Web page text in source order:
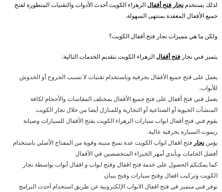
لذلك يستخدم نجار فتح أقفالالزهراء الكويت أحدث الأدوات والتقنيات المتطورة لفتح
جميع الأقفال المعقدة بمنتهى السهولة.
ولكن ما هي مميزات نجار فتح أقفال الكويت؟
يتميز فني نجار فتح أقفالالزهراء الكويت بتقديم الخدمات التالية:
يعمل على فتح جميع الأقفال بحرفية وباستخدام تقنيات لا تسبب الجروح أو الخدوش
للأبواب.
يعمل فني فتح أقفال على فتح جميع الأقفال بمختلف المقاسات والأحجام لكافة
المنشآت الحيوية أو الصناعية أو التجارية وللمنازل أيضا من خلال نجار الكويت
يقوم فني فتح أقفال ابواب سيارات الزهراء الكويت بفتح الأقفال للسيارات وصيانة
ريموت السيارة بحرفية عالية.
يؤمن نجار فتح اقفال ابواب الكويت عدة نسخ متينة وقوية من المفتاح الأصلي باستخدام
أفضل الخامات وبأيدي أمهر الخبراء المتخصصين في الأقفال
كما يمكنكم الحصول على خدمة فتح اقفال وفتح ابواب و اقفال أبواب بواسطة نجار
الكويت وتركيب اقفال وفتح سيارات وفتح بيبان
نوفر فني متميز في فتح اقفال الابواب الإلكترونية عن طريق استخدام أحدث البرامج